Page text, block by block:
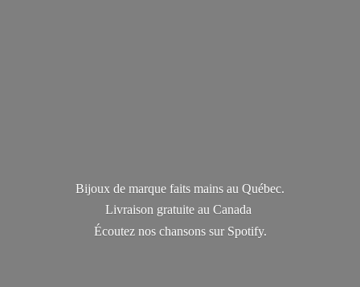
Bijoux de marque faits mains au Québec.
Livraison gratuite au Canada
Écoutez nos chansons sur Spotify.